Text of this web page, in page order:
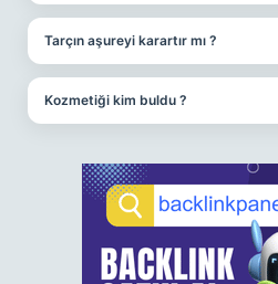
Tarçın aşureyi karartır mı ?
Kozmetiği kim buldu ?